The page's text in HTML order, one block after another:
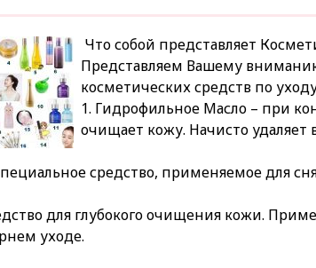
Что собой представляет
Представляем Вашему
косметических средств по
1. Гидрофильное Масло – при
очищает кожу. Начисто
средство, применяемое для
для глубокого очищения кожи.
уходе.